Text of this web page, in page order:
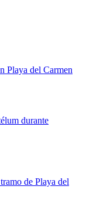
Playa del Carmen
durante
de Playa del